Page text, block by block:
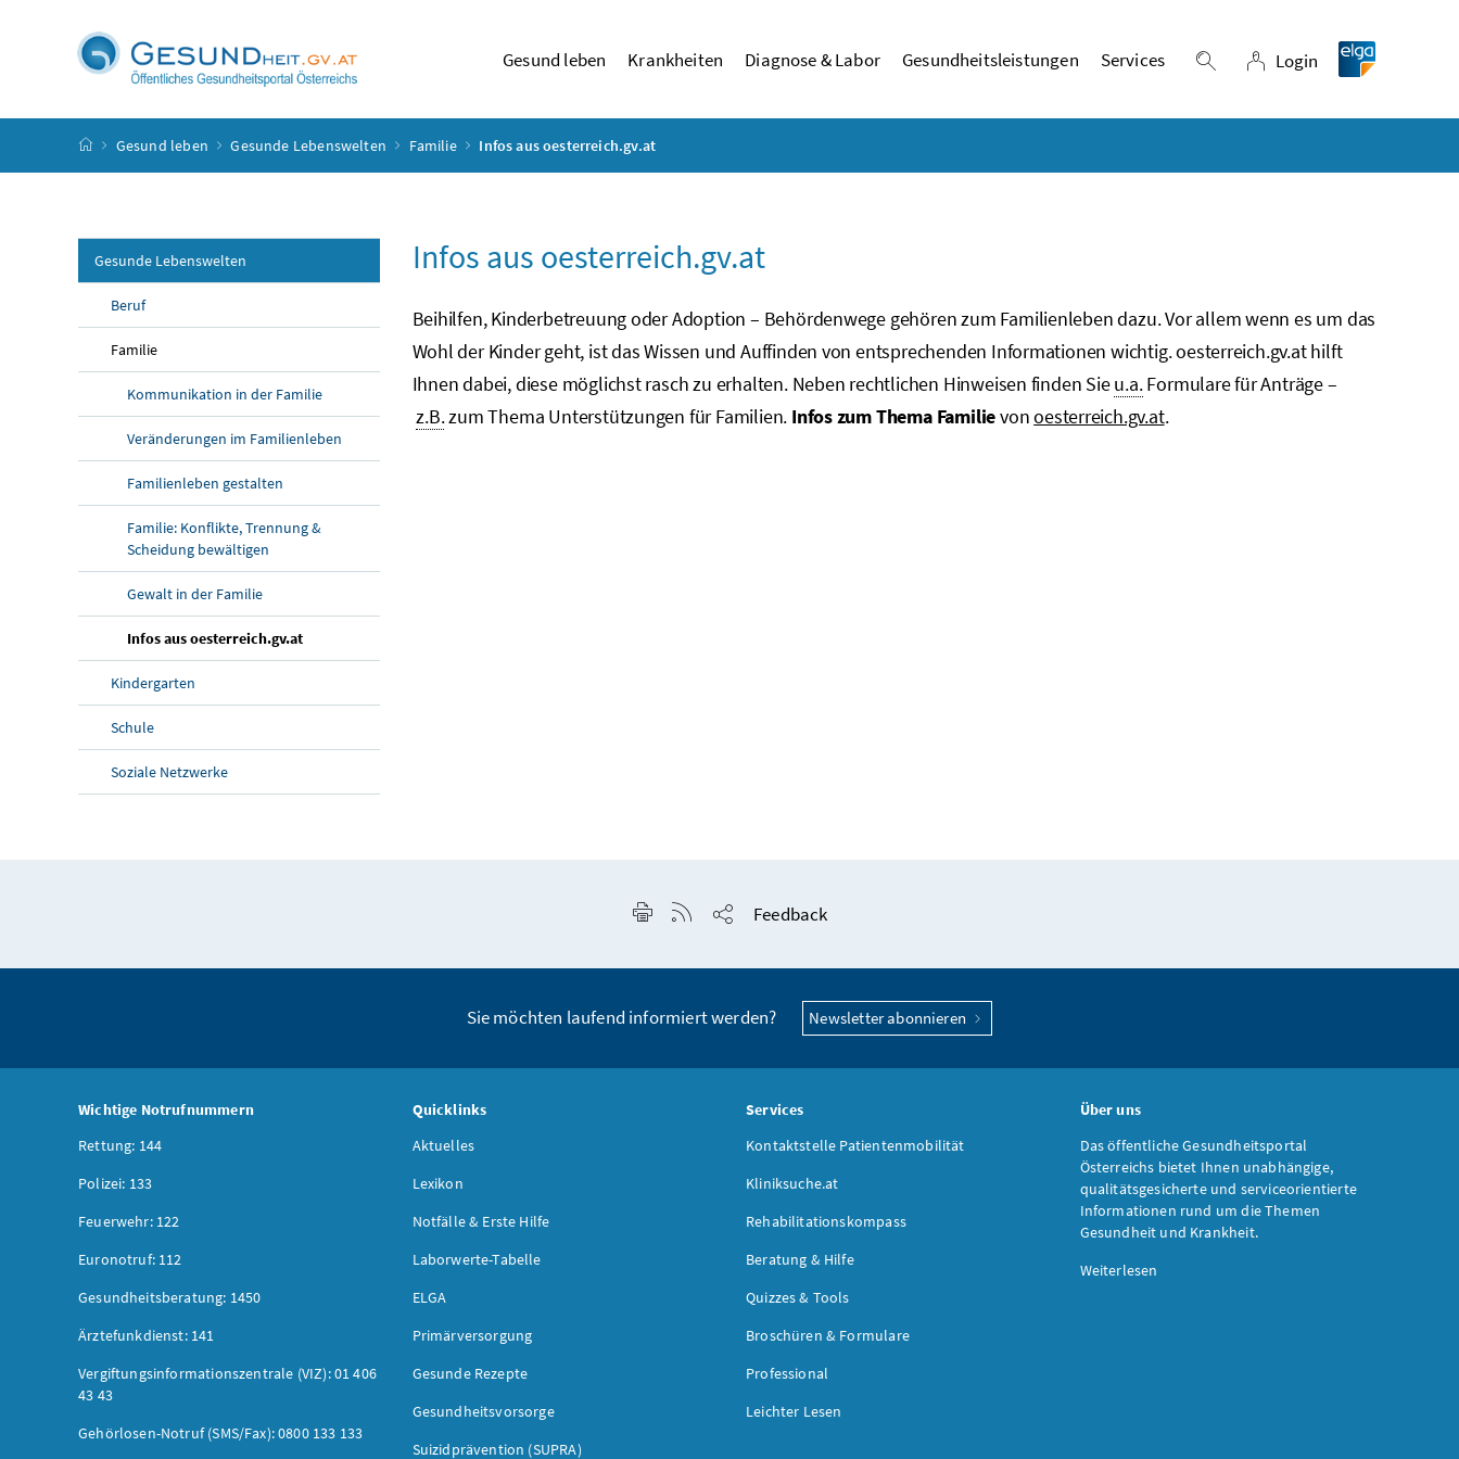
Gesund leben Krankheiten Diagnose & Labor Gesundheitsleistungen Services Suche einblenden
Login
Login
Startseite
Gesund leben Gesunde Lebenswelten Familie Infos aus oesterreich.gv.at
Gesunde Lebenswelten
Beruf
Familie
Kommunikation in der Familie
Veränderungen im Familienleben
Familienleben gestalten
Familie: Konflikte, Trennung &
Scheidung bewältigen
Gewalt in der Familie
Infos aus oesterreich.gv.at
Kindergarten
Schule
Soziale Netzwerke
Infos aus oesterreich.gv.at
Beihilfen, Kinderbetreuung oder Adoption – Behördenwege gehören zum Familienleben dazu. Vor allem wenn es um das
Wohl der Kinder geht, ist das Wissen und Auffinden von entsprechenden Informationen wichtig. oesterreich.gv.at hilft
Ihnen dabei, diese möglichst rasch zu erhalten. Neben rechtlichen Hinweisen finden Sieu.a.Formulare für Anträge –
z.B.zum Thema Unterstützungen für Familien. Infos zum Thema Familievonoesterreich.gv.at.
Seite drucken
RSS-Feed anzeigen
Feedback
Sie möchten laufend informiert werden? Newsletter abonnieren
Wichtige Notrufnummern
Rettung: 144
Polizei: 133
Feuerwehr: 122
Euronotruf: 112
Gesundheitsberatung: 1450
Ärztefunkdienst: 141
Vergiftungsinformationszentrale (VIZ): 01 406
43 43
Gehörlosen-Notruf (SMS/Fax): 0800 133 133
Quicklinks
Aktuelles
Lexikon
Notfälle & Erste Hilfe
Laborwerte-Tabelle
ELGA
Primärversorgung
Gesunde Rezepte
Gesundheitsvorsorge
Suizidprävention (SUPRA)
Services
Kontaktstelle Patientenmobilität
Kliniksuche.at
Rehabilitationskompass
Beratung & Hilfe
Quizzes & Tools
Broschüren & Formulare
Professional
Leichter Lesen
Über uns
Das öffentliche Gesundheitsportal
Österreichs bietet Ihnen unabhängige,
qualitätsgesicherte und serviceorientierte
Informationen rund um die Themen
Gesundheit und Krankheit.
Weiterlesen